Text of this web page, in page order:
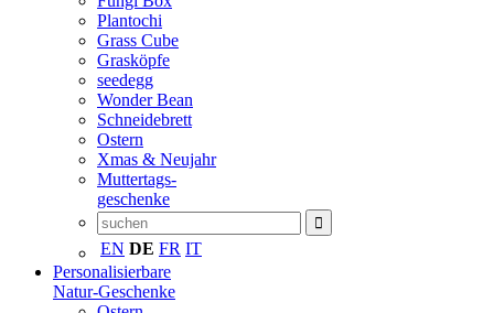
Plantochi
Grass Cube
Grasköpfe
seedegg
Wonder Bean
Schneidebrett
Ostern
Xmas & Neujahr
Muttertags-
geschenke
EN DE FR IT
Personalisierbare
Natur-Geschenke